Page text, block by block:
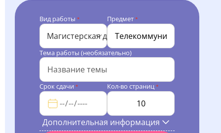
Вид работы *
Магистерская диссертация
Предмет *
Тема работы (необязательно)
Срок сдачи * Кол-во страниц *
Дополнительная информация